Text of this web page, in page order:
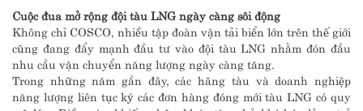
Cuộc đua mở rộng đội tàu LNG ngày càng sôi động
Không chỉ COSCO, nhiều tập đoàn vận tải biển lớn trên thế giới
cũng đang đẩy mạnh đầu tư vào đội tàu LNG nhằm đón đầu
nhu cầu vận chuyển năng lượng ngày càng tăng.
Trong những năm gần đây, các hãng tàu và doanh nghiệp
năng lượng liên tục ký các đơn hàng đóng mới tàu LNG có quy